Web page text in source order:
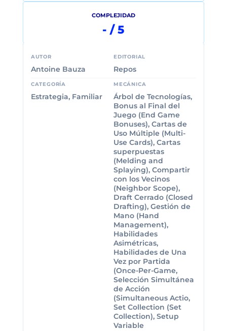
COMPLEJIDAD
- / 5
AUTOR
Antoine Bauza
EDITORIAL
Repos
CATEGORÍA
Estrategia, Familiar
MECÁNICA
Árbol de Tecnologías,
Bonus al Final del
Juego (End Game
Bonuses), Cartas de
Uso Múltiple (Multi-
Use Cards), Cartas
superpuestas
(Melding and
Splaying), Compartir
con los Vecinos
(Neighbor Scope),
Draft Cerrado (Closed
Drafting), Gestión de
Mano (Hand
Management),
Habilidades
Asimétricas,
Habilidades de Una
Vez por Partida
(Once-Per-Game,
Selección Simultánea
de Acción
(Simultaneous Actio,
Set Collection (Set
Collection), Setup
Variable